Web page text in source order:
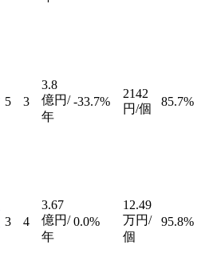
5 3
3.8
億円/
年
-33.7%
2142
円/個
85.7%
3 4
3.67
億円/
年
0.0%
12.49
万円/
個
95.8%